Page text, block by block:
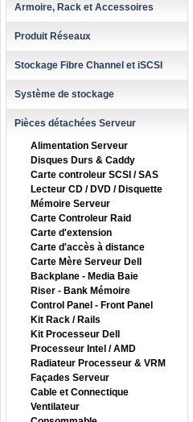
Armoire, Rack et Accessoires
Produit Réseaux
Stockage Fibre Channel et iSCSI
Système de stockage
Pièces détachées Serveur
Alimentation Serveur
Disques Durs & Caddy
Carte controleur SCSI / SAS
Lecteur CD / DVD / Disquette
Mémoire Serveur
Carte Controleur Raid
Carte d'extension
Carte d'accès à distance
Carte Mère Serveur Dell
Backplane - Media Baie
Riser - Bank Mémoire
Control Panel - Front Panel
Kit Rack / Rails
Kit Processeur Dell
Processeur Intel / AMD
Radiateur Processeur & VRM
Façades Serveur
Cable et Connectique
Ventilateur